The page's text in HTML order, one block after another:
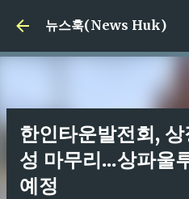
기본 콘텐츠
뉴스훅(News Huk)
한인타운발전회,
성 마무리...상파울
예정